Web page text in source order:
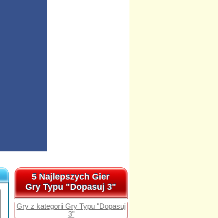
5 Najlepszych Gier
5 Najlepszych Gier
Gry Typu "Dopasuj 3"
Gry Typu "Dopasuj 3"
Gry z kategorii Gry Typu "Dopasuj
3"